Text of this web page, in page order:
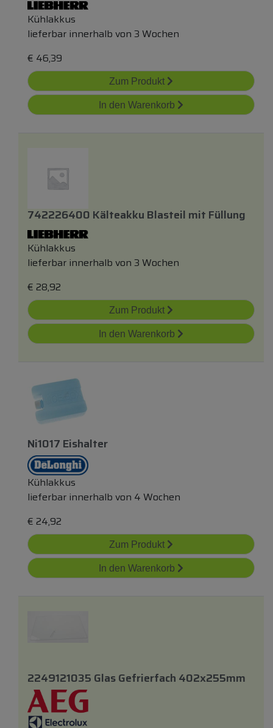
Kühlakkus
lieferbar innerhalb von 3 Wochen
€ 46,39
Zum Produkt
In den Warenkorb
742226400 Kälteakku Blasteil mit Füllung
Kühlakkus
lieferbar innerhalb von 3 Wochen
€ 28,92
Zum Produkt
In den Warenkorb
Ni1017 Eishalter
Kühlakkus
lieferbar innerhalb von 4 Wochen
€ 24,92
Zum Produkt
In den Warenkorb
2249121035 Glas Gefrierfach 402x255mm